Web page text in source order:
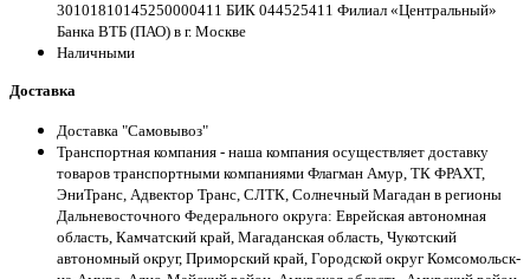
30101810145250000411 БИК 044525411 Филиал «Центральный»
Банка ВТБ (ПАО) в г. Москве
Наличными
Доставка
Доставка "Самовывоз"
Транспортная компания - наша компания осуществляет доставку
товаров транспортными компаниями Флагман Амур, ТК ФРАХТ,
ЭниТранс, Адвектор Транс, СЛТК, Солнечный Магадан в регионы
Дальневосточного Федерального округа: Еврейская автономная
область, Камчатский край, Магаданская область, Чукотский
автономный округ, Приморский край, Городской округ Комсомольск-